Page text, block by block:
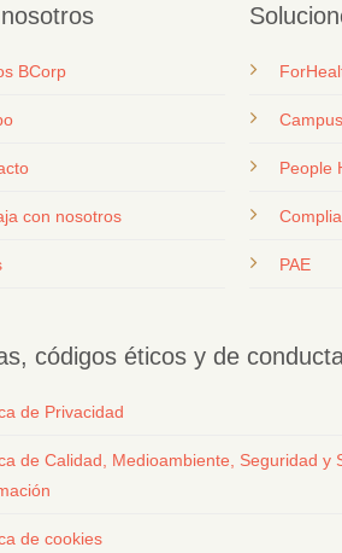
BCorp
con nosotros
Campus
People
PAE
códigos éticos y de
de Privacidad
de Calidad, Medioambiente, Seguridad y
de cookies